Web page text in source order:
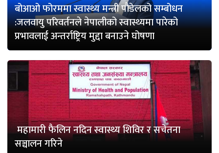
बोआओ फोरममा स्वास्थ्य मन्त्री पौडेलको सम्बोधन
:जलवायु परिवर्तनले नेपालीको स्वास्थ्यमा पारेको
प्रभावलाई अन्तर्राष्ट्रिय मुद्दा बनाउने घोषणा
महामारी फैलिन नदिन स्वास्थ्य शिविर र सचेतना
सञ्चालन गरिने